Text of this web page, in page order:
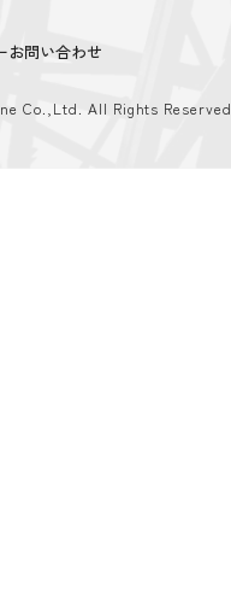
お問い合わせ
Co.,Ltd. All Rights Reserved.